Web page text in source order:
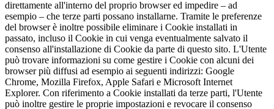
direttamente all'interno del proprio browser ed impedire – ad
esempio – che terze parti possano installarne. Tramite le preferenze
del browser è inoltre possibile eliminare i Cookie installati in
passato, incluso il Cookie in cui venga eventualmente salvato il
consenso all'installazione di Cookie da parte di questo sito. L'Utente
può trovare informazioni su come gestire i Cookie con alcuni dei
browser più diffusi ad esempio ai seguenti indirizzi: Google
Chrome, Mozilla Firefox, Apple Safari e Microsoft Internet
Explorer. Con riferimento a Cookie installati da terze parti, l'Utente
può inoltre gestire le proprie impostazioni e revocare il consenso